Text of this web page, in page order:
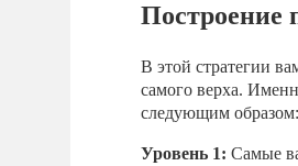
В этой стратегии
самого верха.
следующим образом:
Уровень 1: Самые